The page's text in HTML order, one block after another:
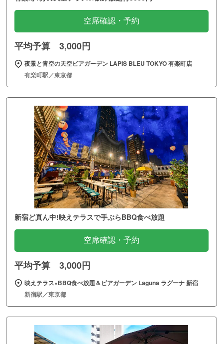
空席確認・予約
平均予算 3,000円
夜景と青空の天空ビアガーデン LAPIS BLEU TOKYO 有楽町店
有楽町駅／東京都
新宿ど真ん中!映えテラスで手ぶらBBQ食べ放題
空席確認・予約
平均予算 3,000円
映えテラス×BBQ食べ放題＆ビアガーデン Laguna ラグーナ 新宿
新宿駅／東京都